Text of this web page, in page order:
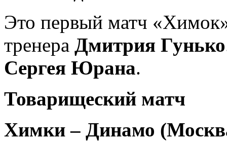
Это первый матч
тренера Дмитрия Гунько
Сергея Юрана.
Товарищеский матч
Химки – Динамо